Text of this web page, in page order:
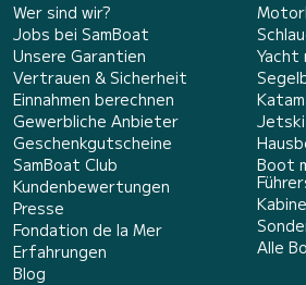
Wer sind wir?
Jobs bei SamBoat
Unsere Garantien
Vertrauen & Sicherheit
Einnahmen berechnen
Gewerbliche Anbieter
Geschenkgutscheine
SamBoat Club
Kundenbewertungen
Presse
Fondation de la Mer
Erfahrungen
Blog
Yacht
Boot
Alle